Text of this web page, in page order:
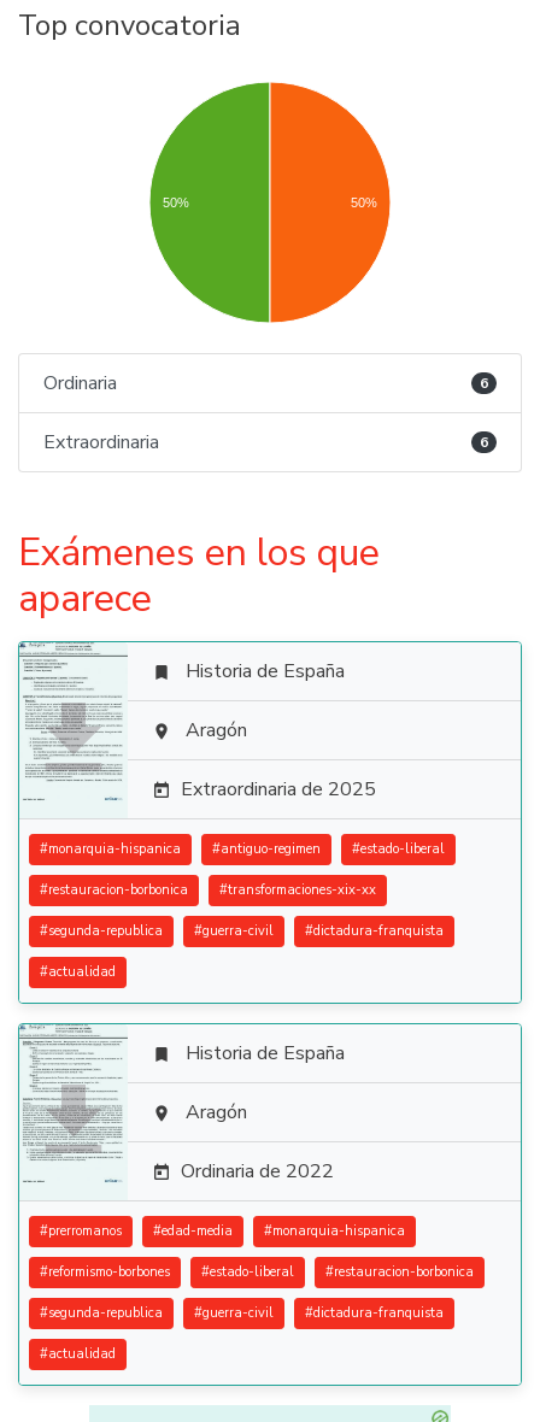
Top convocatoria
50% 50%
Ordinaria 6
Extraordinaria 6
Exámenes en los que
aparece

 Historia de España
 Aragón
 Extraordinaria de 2025
#monarquia-hispanica #antiguo-regimen #estado-liberal
#restauracion-borbonica #transformaciones-xix-xx
#segunda-republica #guerra-civil #dictadura-franquista
#actualidad

 Historia de España
 Aragón
 Ordinaria de 2022
#prerromanos #edad-media #monarquia-hispanica
#reformismo-borbones #estado-liberal #restauracion-borbonica
#segunda-republica #guerra-civil #dictadura-franquista
#actualidad